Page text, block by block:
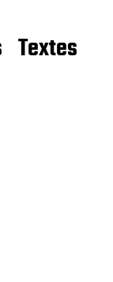
Textes